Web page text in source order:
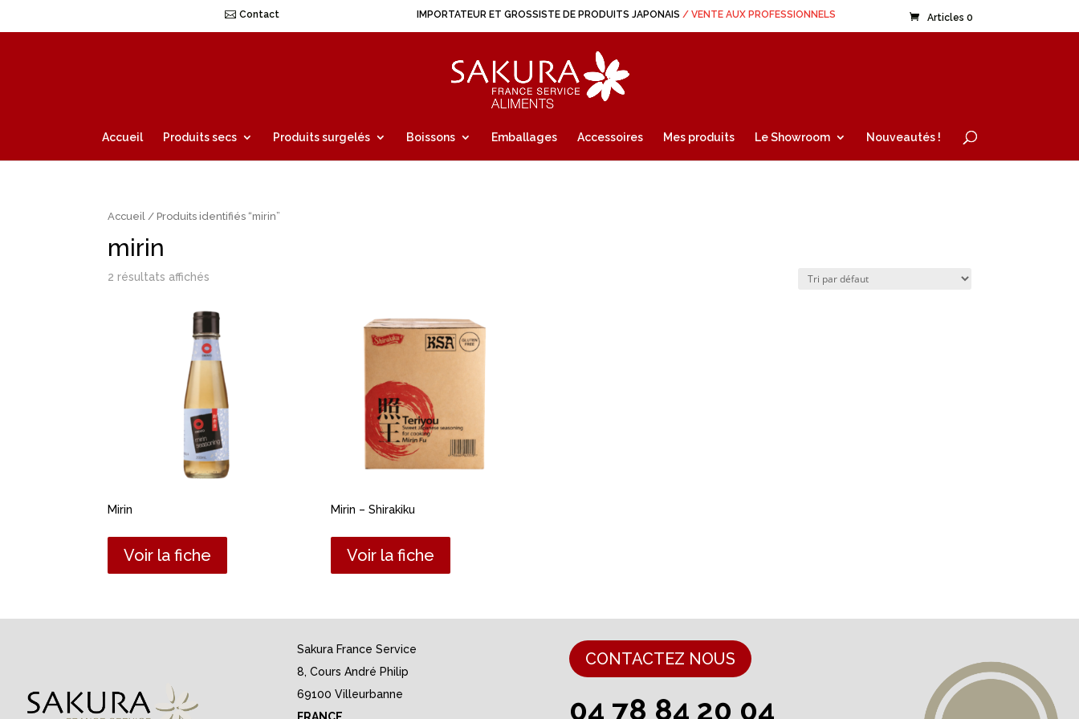
IMPORTATEUR ET GROSSISTE DE PRODUITS JAPONAIS / VENTE AUX PROFESSIONNELS
Contact Articles 0
Accueil Produits secs Produits surgelés Boissons Emballages Accessoires Mes produits Le Showroom Nouveautés !
Accueil / Produits identifiés “mirin”
mirin
2 résultats affichés
Mirin
Voir la fiche
Mirin – Shirakiku
Voir la fiche
Sakura France Service
8, Cours André Philip
69100 Villeurbanne
CONTACTEZ NOUS
04 78 84 20 04